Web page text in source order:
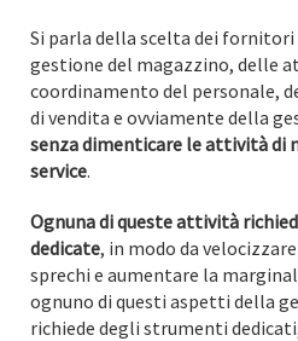
Si parla della scelta dei
gestione del magazzino, delle
coordinamento del personale,
di vendita e ovviamente della
senza dimenticare le attività di
service.
Ognuna di queste attività
dedicate, in modo da
sprechi e aumentare la
ognuno di questi aspetti della
richiede degli strumenti